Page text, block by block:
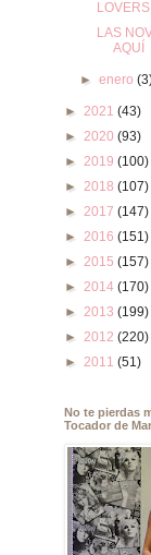
LAS
AQUÍ
►enero
► 2021 (43)
► 2020 (93)
► 2019 (100)
► 2018 (107)
► 2017 (147)
► 2016 (151)
► 2015 (157)
► 2014 (170)
► 2013 (199)
► 2012 (220)
► 2011 (51)
No te pierdas
Tocador de